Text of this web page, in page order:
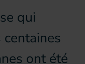
qui
ont été